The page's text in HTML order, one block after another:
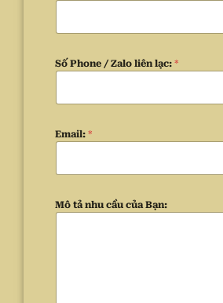
Số Phone / Zalo liên lạc: *
Email: *
Mô tả nhu cầu của Bạn: